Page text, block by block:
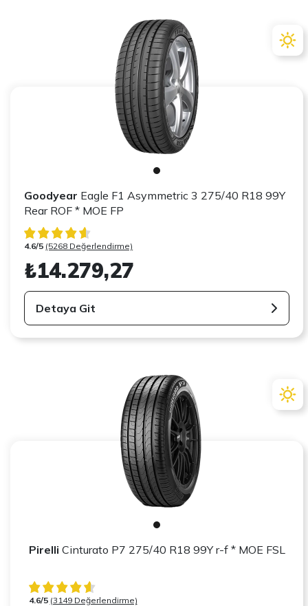
Goodyear Eagle F1 Asymmetric 3 275/40 R18 99Y
Rear ROF * MOE FP
4.6/5 (5268 Değerlendirme)
₺14.279,27
Detaya Git
Pirelli Cinturato P7 275/40 R18 99Y r-f * MOE FSL
4.6/5 (3149 Değerlendirme)